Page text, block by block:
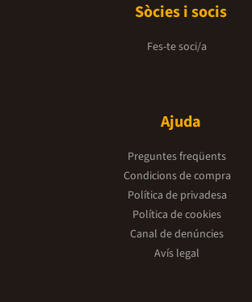
Sòcies i socis
Fes-te soci/a
Ajuda
Preguntes freqüents
Condicions de compra
Política de privadesa
Política de cookies
Canal de denúncies
Avís legal